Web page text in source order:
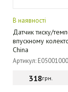
В наявності
Датчик тиску/
впускному
China
Артикул:
318грн.